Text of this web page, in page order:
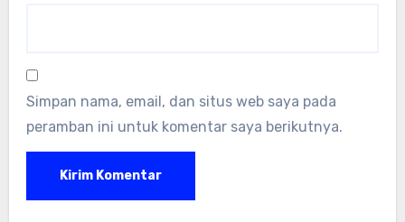
Simpan nama, email, dan situs web saya pada
peramban ini untuk komentar saya berikutnya.